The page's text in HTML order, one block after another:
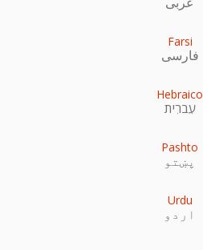
Farsi
فارسی
Hebraico
עִברִית
Pashto
پښتو
Urdu
اردو